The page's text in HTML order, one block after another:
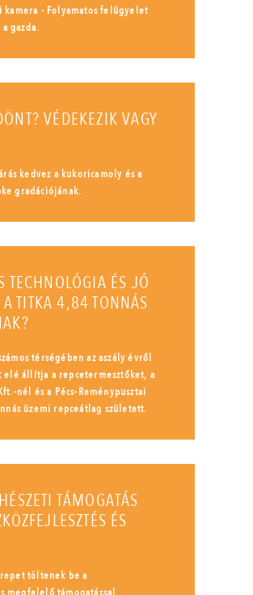
- Folyamatos felügyelet
gazda.
VÉDEKEZIK VAGY
kedvez a kukoricamoly és a
gradációjának.
TECHNOLÓGIA ÉS JÓ
TITKA 4,84 TONNÁS
térségében az aszály évről
elé állítja a repcetermesztőket, a
nél és a Pécs-Reménypusztai
üzemi repceátlag született.
TÁMOGATÁS
ÉS
töltenek be a